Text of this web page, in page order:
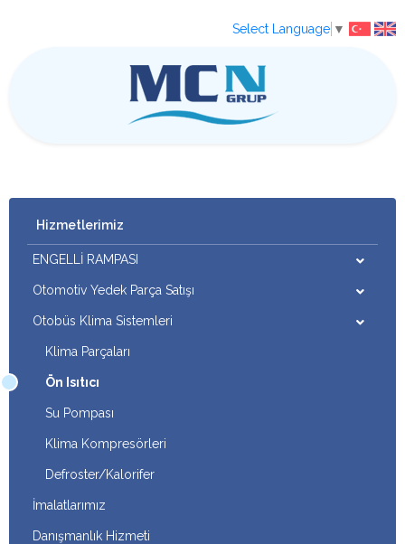
Select Language ▼
Hizmetlerimiz
ENGELLİ RAMPASI
Otomotiv Yedek Parça Satışı
Otobüs Klima Sistemleri
Klima Parçaları
Ön Isıtıcı
Su Pompası
Klima Kompresörleri
Defroster/Kalorifer
İmalatlarımız
Danışmanlık Hizmeti